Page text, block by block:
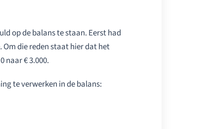
op de balans te staan. Eerst had
Om die reden staat hier dat het
naar € 3.000.
te verwerken in de balans: